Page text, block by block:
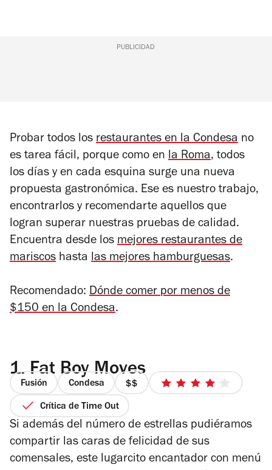
PUBLICIDAD
Probar todos los restaurantes en la Condesa no
es tarea fácil, porque como en la Roma, todos
los días y en cada esquina surge una nueva
propuesta gastronómica. Ese es nuestro trabajo,
encontrarlos y recomendarte aquellos que
logran superar nuestras pruebas de calidad.
Encuentra desde los mejores restaurantes de
mariscos hasta las mejores hamburguesas.
Recomendado: Dónde comer por menos de
$150 en la Condesa.
1. Fat Boy Moves
Fusión Condesa
precio
de
4
Crítica de Time Out
Si además del número de estrellas pudiéramos
compartir las caras de felicidad de sus
comensales, este lugarcito encantador con menú